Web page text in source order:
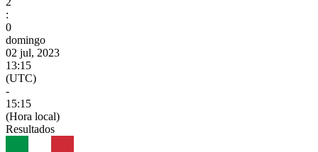
:
0
domingo
02 jul, 2023
13:15
(UTC)
-
15:15
(Hora local)
Resultados